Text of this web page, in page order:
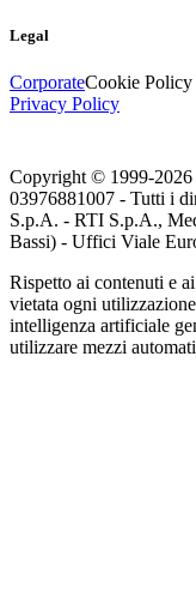
Legal
CorporateCookie Policy
Privacy Policy
Copyright © 1999-2026
03976881007 - Tutti i
S.p.A. - RTI S.p.A.,
Bassi) - Uffici Viale
Rispetto ai contenuti e
vietata ogni
intelligenza artificiale
utilizzare mezzi